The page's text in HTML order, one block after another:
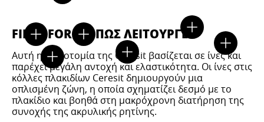
FIBRE FORCE - ΠΩΣ ΛΕΙΤΟΥΡΓΕΙ?
Αυτή η καινοτομία της Ceresit βασίζεται σε ίνες και
παρέχει μεγάλη αντοχή και ελαστικότητα. Οι ίνες στις
κόλλες πλακιδίων Ceresit δημιουργούν μια
οπλισμένη ζώνη, η οποία σχηματίζει δεσμό με το
πλακίδιο και βοηθά στη μακρόχρονη διατήρηση της
συνοχής της ακρυλικής ρητίνης.